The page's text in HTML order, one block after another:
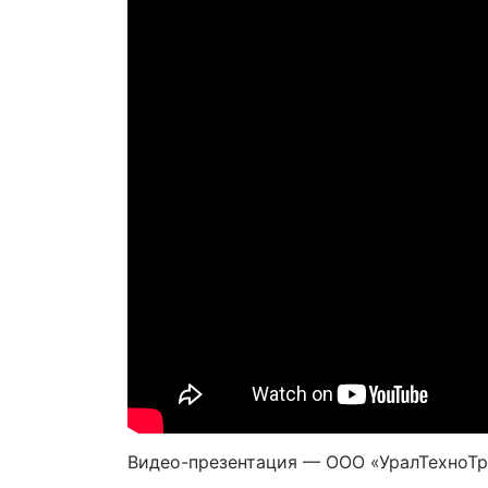
Видео-презентация — ООО